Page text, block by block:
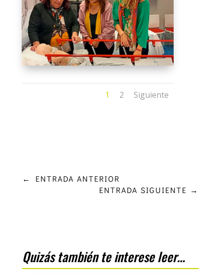
1 2 Siguiente
← ENTRADA ANTERIOR
ENTRADA SIGUIENTE →
Quizás también te interese leer…